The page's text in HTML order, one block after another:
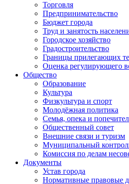
Торговля
Предпринимательство
Бюджет города
Труд и занятость
Городское хозяйство
Градостроительство
Границы прилегающих
Оценка регулирующего
Общество
Образование
Культура
Физкультура и спорт
Молодёжная политика
Семья, опека и
Общественный совет
Внешние связи и туризм
Муниципальный
Комиссия по делам
Документы
Устав города
Нормативные правовые